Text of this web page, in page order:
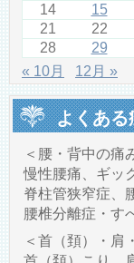
14
15
21
22
28
29
« 10月
12月 »
よくある
＜腰・背中の痛
慢性腰痛、ギッ
脊柱管狭窄症、
腰椎分離症・す
＜首（頚）・肩